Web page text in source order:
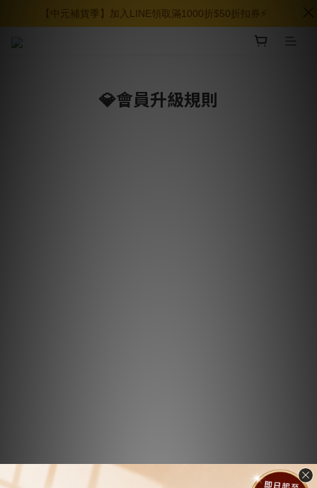
💎會員升級規則
【中元補貨季】加入LINE領取滿1000折$50折扣券⚡️